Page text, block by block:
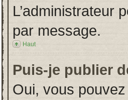
L’administrateur
par message.
Haut
Puis-je publier
Oui, vous